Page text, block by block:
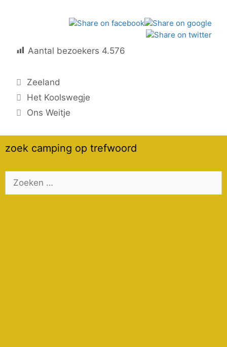
Aantal bezoekers 4.576
Categorieën
Zeeland
Het Koolswegje
Ons Weitje
zoek camping op trefwoord
Zoek